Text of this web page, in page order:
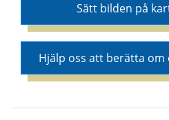
Sätt bilden på
Hjälp oss att berätta om